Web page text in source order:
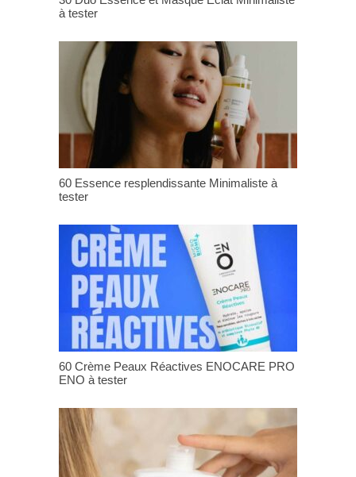
à tester
60 Essence resplendissante Minimaliste à
tester
60 Crème Peaux Réactives ENOCARE PRO
ENO à tester